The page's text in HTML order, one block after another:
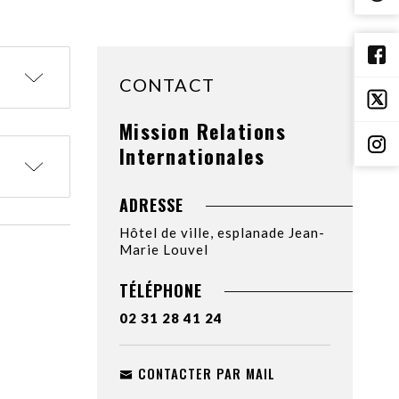
CONTACT
Mission Relations
Internationales
ADRESSE
Hôtel de ville, esplanade Jean-
Marie Louvel
TÉLÉPHONE
02 31 28 41 24
CONTACTER PAR MAIL